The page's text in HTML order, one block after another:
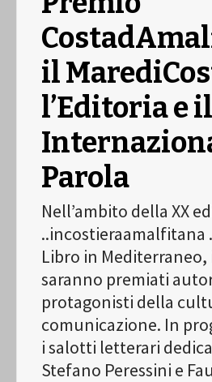
il
l’Editoria e
Parola
Nell’ambito della XX
..incostieraamalfitana
Libro in Mediterraneo,
saranno premiati
protagonisti della
comunicazione. In
i salotti letterari
Stefano Peressini e